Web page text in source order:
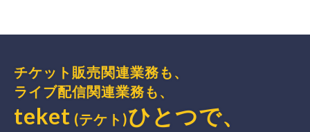
チケット販売関連業務も、
ライブ配信関連業務も、
teket (テケト)ひとつで、